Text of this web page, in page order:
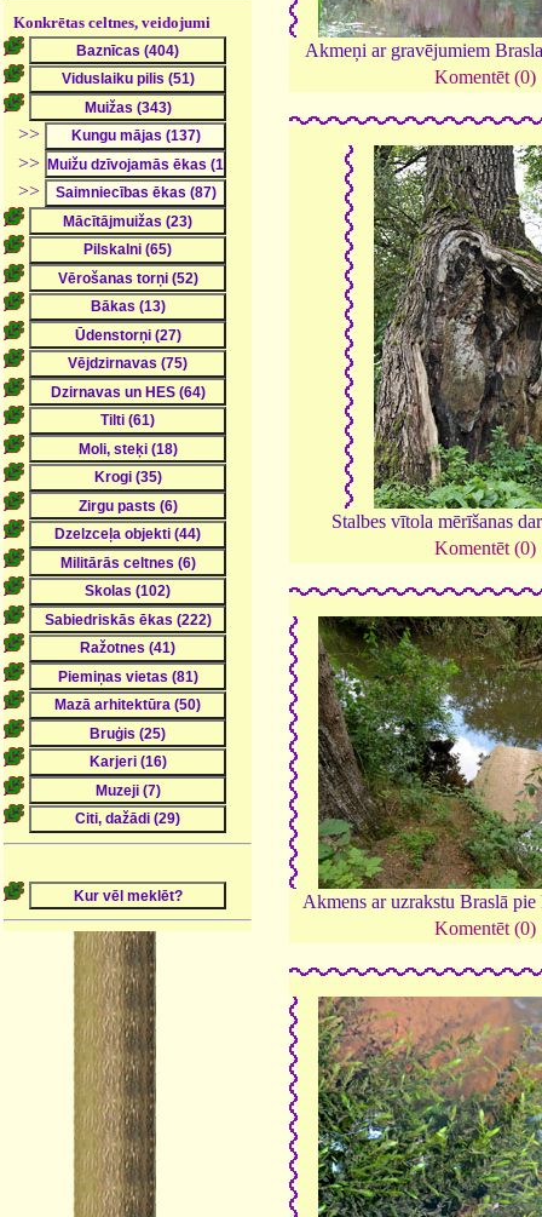
Konkrētas celtnes, veidojumi
>>
>>
>>
Akmeņi ar gravējumiem
Komentēt (0)
Stalbes vītola mērīšanas
Komentēt (0)
Akmens ar uzrakstu Braslā
Komentēt (0)